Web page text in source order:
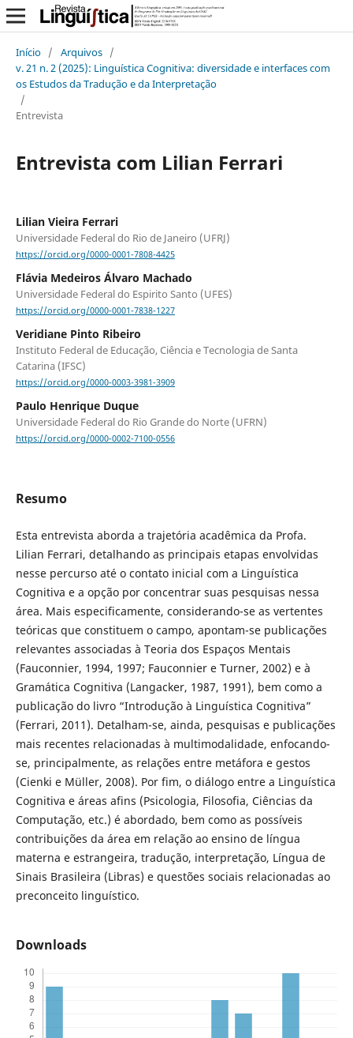
Início / Arquivos /
v. 21 n. 2 (2025): Linguística Cognitiva: diversidade e interfaces com
os Estudos da Tradução e da Interpretação
/
Entrevista
Entrevista com Lilian Ferrari
Lilian Vieira Ferrari
Universidade Federal do Rio de Janeiro (UFRJ)
https://orcid.org/0000-0001-7808-4425
Flávia Medeiros Álvaro Machado
Universidade Federal do Espirito Santo (UFES)
https://orcid.org/0000-0001-7838-1227
Veridiane Pinto Ribeiro
Instituto Federal de Educação, Ciência e Tecnologia de Santa
Catarina (IFSC)
https://orcid.org/0000-0003-3981-3909
Paulo Henrique Duque
Universidade Federal do Rio Grande do Norte (UFRN)
https://orcid.org/0000-0002-7100-0556
Resumo
Esta entrevista aborda a trajetória acadêmica da Profa.
Lilian Ferrari, detalhando as principais etapas envolvidas
nesse percurso até o contato inicial com a Linguística
Cognitiva e a opção por concentrar suas pesquisas nessa
área. Mais especificamente, considerando-se as vertentes
teóricas que constituem o campo, apontam-se publicações
relevantes associadas à Teoria dos Espaços Mentais
(Fauconnier, 1994, 1997; Fauconnier e Turner, 2002) e à
Gramática Cognitiva (Langacker, 1987, 1991), bem como a
publicação do livro “Introdução à Linguística Cognitiva”
(Ferrari, 2011). Detalham-se, ainda, pesquisas e publicações
mais recentes relacionadas à multimodalidade, enfocando-
se, principalmente, as relações entre metáfora e gestos
(Cienki e Müller, 2008). Por fim, o diálogo entre a Linguística
Cognitiva e áreas afins (Psicologia, Filosofia, Ciências da
Computação, etc.) é abordado, bem como as possíveis
contribuições da área em relação ao ensino de língua
materna e estrangeira, tradução, interpretação, Língua de
Sinais Brasileira (Libras) e questões sociais relacionadas ao
preconceito linguístico.
Downloads